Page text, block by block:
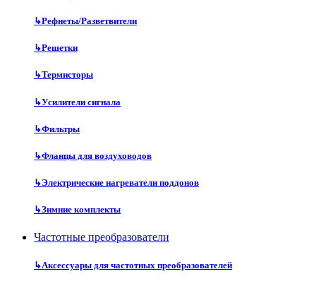
↳Рефнеты/Разветвители
↳Решетки
↳Термисторы
↳Усилители сигнала
↳Фильтры
↳Фланцы для воздуховодов
↳Электрические нагреватели поддонов
↳Зимние комплекты
Частотные преобразователи
↳Аксессуары для частотных преобразователей